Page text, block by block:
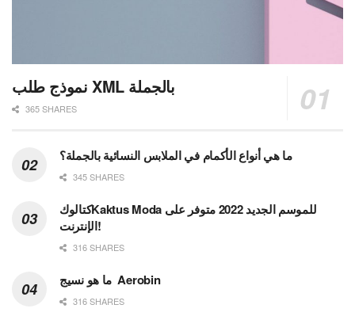
نموذج طلب XML بالجملة
365 SHARES
ما هي أنواع الأكمام في الملابس النسائية بالجملة؟
345 SHARES
كتالوكKaktus Moda للموسم الجديد 2022 متوفر على
الإنترنت!
316 SHARES
ما هو نسيج Aerobin
316 SHARES